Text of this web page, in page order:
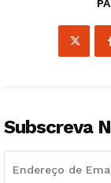
Edição Digital
Europa
Grande
Subscreva